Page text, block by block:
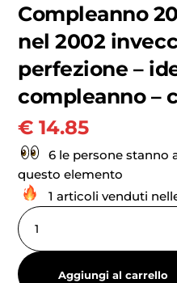
Compleanno
nel 2002
perfezione –
compleanno –
€ 14.85
6 le persone stanno
questo elemento
1 articoli venduti
Aggiungi al carrello